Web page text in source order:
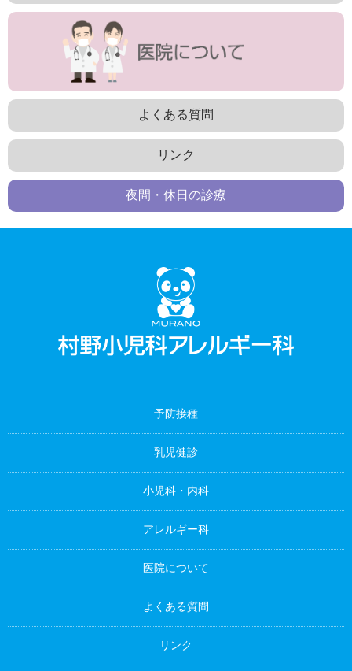
よくある質問
リンク
夜間・休日の診療
予防接種
乳児健診
小児科・内科
アレルギー科
医院について
よくある質問
リンク